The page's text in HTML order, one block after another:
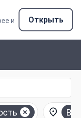
и
Открыть